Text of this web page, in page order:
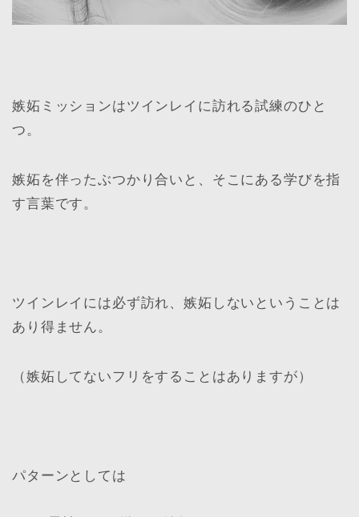
嫉妬ミッションはツインレイに訪れる試練のひと
つ。
嫉妬を伴ったぶつかり合いと、そこにある学びを指
す言葉です。
ツインレイには必ず訪れ、嫉妬しないということは
あり得ません。
（嫉妬してないフリをすることはありますが）
パターンとしては